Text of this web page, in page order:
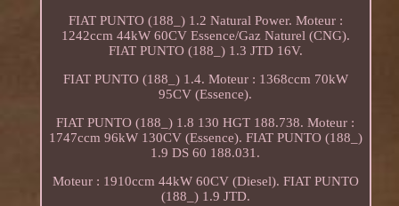
FIAT PUNTO (188_) 1.2 Natural Power. Moteur :
1242ccm 44kW 60CV Essence/Gaz Naturel (CNG).
FIAT PUNTO (188_) 1.3 JTD 16V.
FIAT PUNTO (188_) 1.4. Moteur : 1368ccm 70kW
95CV (Essence).
FIAT PUNTO (188_) 1.8 130 HGT 188.738. Moteur :
1747ccm 96kW 130CV (Essence). FIAT PUNTO (188_)
1.9 DS 60 188.031.
Moteur : 1910ccm 44kW 60CV (Diesel). FIAT PUNTO
(188_) 1.9 JTD.